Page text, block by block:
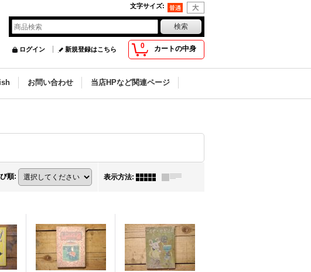
文字サイズ:
0 カートの中身
ログイン 新規登録はこちら
お問い合わせ 当店HPなど関連ページ
順: 表示方法: